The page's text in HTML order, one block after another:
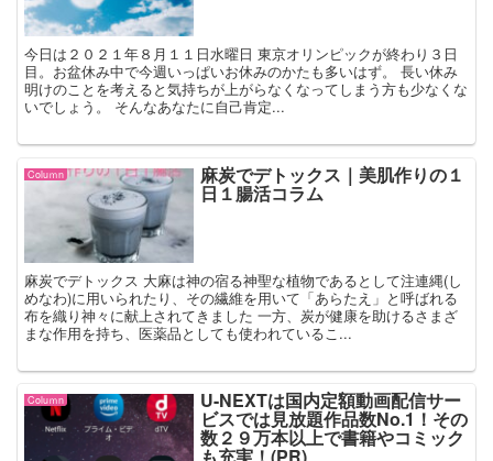
今日は２０２１年８月１１日水曜日 東京オリンピックが終わり３日
目。お盆休み中で今週いっぱいお休みのかたも多いはず。 長い休み
明けのことを考えると気持ちが上がらなくなってしまう方も少なくな
いでしょう。 そんなあなたに自己肯定...
Coluｍn 麻炭でデトックス｜美肌作りの１
日１腸活コラム
麻炭でデトックス 大麻は神の宿る神聖な植物であるとして注連縄(し
めなわ)に用いられたり、その繊維を用いて「あらたえ」と呼ばれる
布を織り神々に献上されてきました 一方、炭が健康を助けるさまざ
まな作用を持ち、医薬品としても使われているこ...
Coluｍn U-NEXTは国内定額動画配信サー
ビスでは見放題作品数No.1！その
数２９万本以上で書籍やコミック